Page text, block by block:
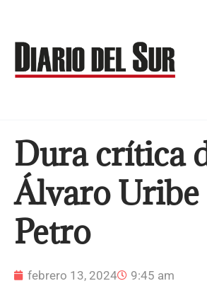
contenido
Dura crítica
Álvaro Uribe
Petro
febrero 13, 2024 9:45 am